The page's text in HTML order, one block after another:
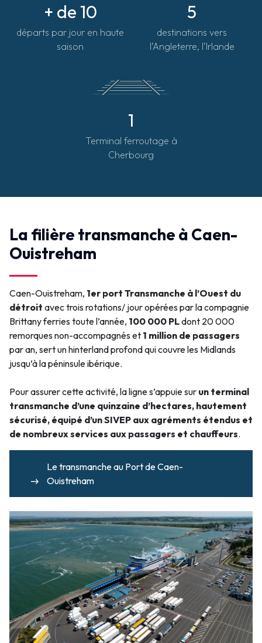
+ de 10
départs par jour en haute
saison
5
destinations vers
l’Angleterre, l’Irlande
1
Terminal ferroutage à
Cherbourg
La filière transmanche à Caen-
Ouistreham
Caen-Ouistreham, 1er port Transmanche à l’Ouest du
détroit avec trois rotations/ jour opérées par la compagnie
Brittany ferries toute l’année, 100 000 PLdont 20 000
remorques non-accompagnés et 1 million de passagers
par an, sertun hinterland profond qui couvre les Midlands
jusqu’à la péninsule ibérique.
Pour assurer cette activité, la ligne s’appuie sur un terminal
transmanche d’une quinzaine d’hectares, hautement
sécurisé, équipé d’un SIVEP aux agréments étendus et
de nombreux services aux passagers et chauffeurs.
Le transmanche au Port de Caen-
Ouistreham